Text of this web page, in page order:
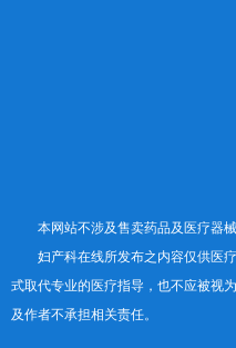
本网站不涉及售卖药品及医疗器
妇产科在线所发布之内容仅供医
式取代专业的医疗指导，也不应被视
及作者不承担相关责任。